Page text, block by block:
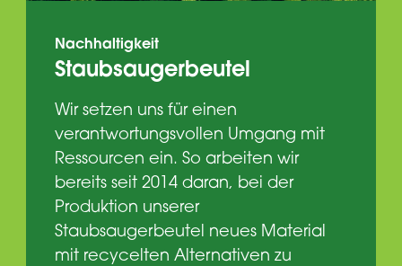
Nachhaltigkeit
Staubsaugerbeutel
Wir setzen uns für einen
verantwortungsvollen Umgang mit
Ressourcen ein. So arbeiten wir
bereits seit 2014 daran, bei der
Produktion unserer
Staubsaugerbeutel neues Material
mit recycelten Alternativen zu